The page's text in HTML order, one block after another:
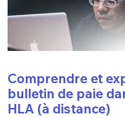
Comprendre et
bulletin de paie
HLA (à distance)